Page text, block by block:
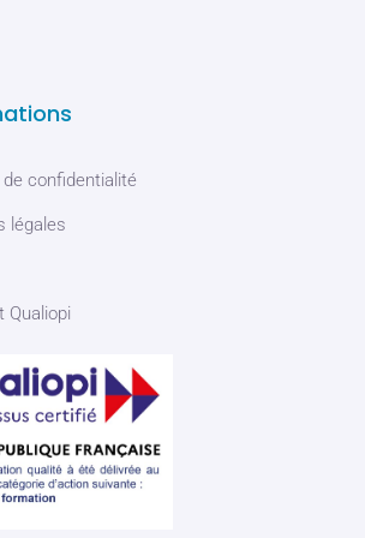
de confidentialité
légales
Qualiopi